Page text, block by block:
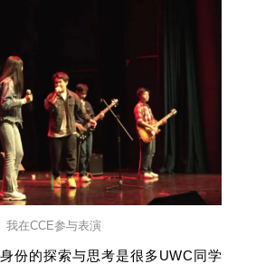
我在CCE参与表演
份的探索与思考是很多UWC同学